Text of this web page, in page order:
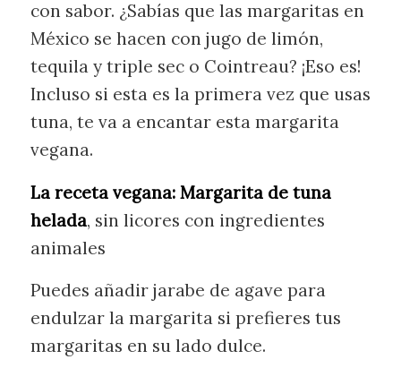
con sabor. ¿Sabías que las margaritas en
México se hacen con jugo de limón,
tequila y triple sec o Cointreau? ¡Eso es!
Incluso si esta es la primera vez que usas
tuna, te va a encantar esta margarita
vegana.
La receta vegana: Margarita de tuna
helada, sin licores con ingredientes
animales
Puedes añadir jarabe de agave para
endulzar la margarita si prefieres tus
margaritas en su lado dulce.